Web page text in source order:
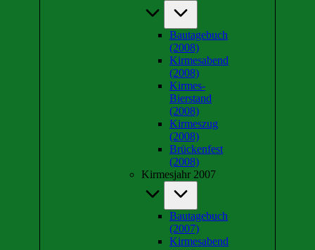
Bautagebuch
(2008)
Kirmesabend
(2008)
Kirmes-
Bierstand
(2008)
Kirmeszug
(2008)
Brückenfest
(2008)
Kirmesjahr 2007
Bautagebuch
(2007)
Kirmesabend